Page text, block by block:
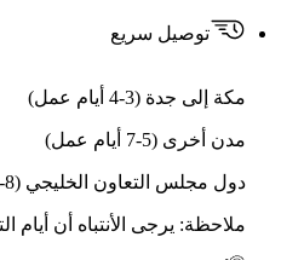
توصيل سريع
مكة إلى جدة (3-4 أيام عمل)
مدن أخرى (5-7 أيام عمل)
دول مجلس التعاون الخليجي (8-10 أيام عمل)
ملاحظة: يرجى الأنتباه أن أيام